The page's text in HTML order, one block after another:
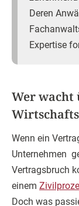
Deren
Expertise
Wer
Wenn ein
Unternehmen
Vertragsbruch
einem
Doch was